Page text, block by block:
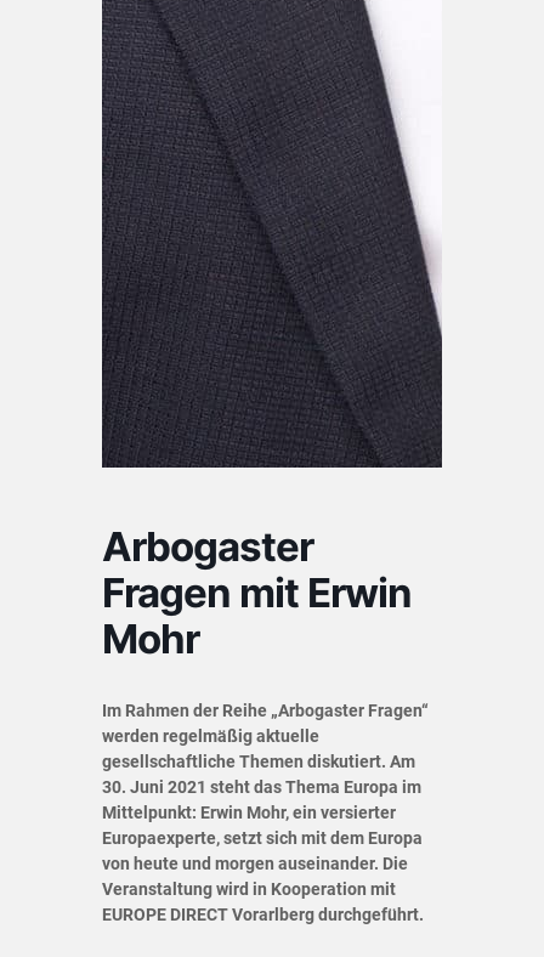
Arbogaster
Fragen mit Erwin
Mohr
Im Rahmen der Reihe „Arbogaster Fragen“
werden regelmäßig aktuelle
gesellschaftliche Themen diskutiert. Am
30. Juni 2021 steht das Thema Europa im
Mittelpunkt: Erwin Mohr, ein versierter
Europaexperte, setzt sich mit dem Europa
von heute und morgen auseinander. Die
Veranstaltung wird in Kooperation mit
EUROPE DIRECT Vorarlberg durchgeführt.